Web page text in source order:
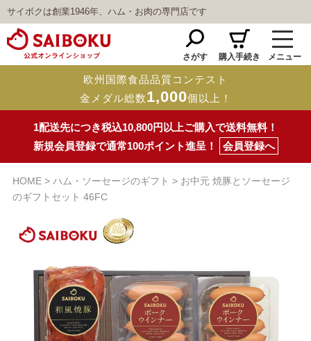
サイボクは創業1946年、ハム・お肉の専門店です
さがす 購入手続き メニュー
欧州国際食品品質コンテスト
金メダル総数1,000個以上！
1配送先につき税込10,800円以上ご購入で送料無料！
新規会員登録で通常100ポイント進呈！
会員登録へ
HOME ハム・ソーセージのギフト
お中元 焼豚とソーセージ
のギフトセット 46FC